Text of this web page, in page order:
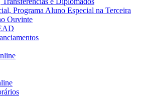
Programa Aluno Especial na Terceira
Ouvinte